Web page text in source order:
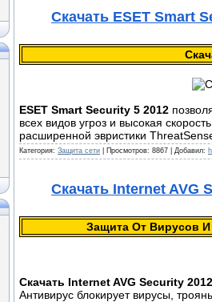
Скачать ESET Smart
ESET Smart Security 5 2012
всех видов угроз и высокая
расширенной эвристики
Категория: Защита сети | Просмотров: 8867 | Добавил:
Скачать Internet AVG
Защита От Вирусов И
Скачать Internet AVG Security
Антивируc блокирует вируcы,